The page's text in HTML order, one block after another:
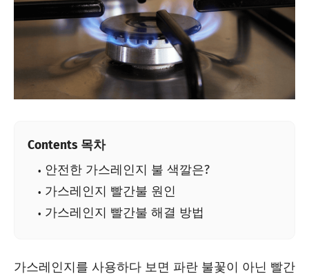
Contents 목차
안전한 가스레인지 불 색깔은?
가스레인지 빨간불 원인
가스레인지 빨간불 해결 방법
가스레인지를 사용하다 보면 파란 불꽃이 아닌 빨간